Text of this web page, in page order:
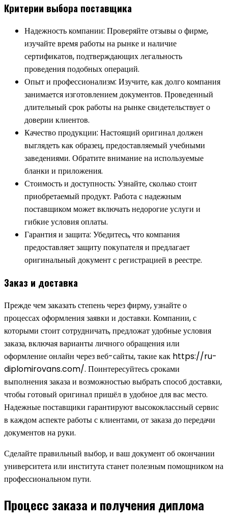
Критерии выбора поставщика
Надежность компании: Проверяйте отзывы о фирме,
изучайте время работы на рынке и наличие
сертификатов, подтверждающих легальность
проведения подобных операций.
Опыт и профессионализм: Изучите, как долго компания
занимается изготовлением документов. Проведенный
длительный срок работы на рынке свидетельствует о
доверии клиентов.
Качество продукции: Настоящий оригинал должен
выглядеть как образец, предоставляемый учебными
заведениями. Обратите внимание на используемые
бланки и приложения.
Стоимость и доступность: Узнайте, сколько стоит
приобретаемый продукт. Работа с надежным
поставщиком может включать недорогие услуги и
гибкие условия оплаты.
Гарантия и защита: Убедитесь, что компания
предоставляет защиту покупателя и предлагает
оригинальный документ с регистрацией в реестре.
Заказ и доставка
Прежде чем заказать степень через фирму, узнайте о
процессах оформления заявки и доставки. Компании, с
которыми стоит сотрудничать, предложат удобные условия
заказа, включая варианты личного обращения или
оформление онлайн через веб-сайты, такие как https://ru-
diplomirovans.com/. Поинтересуйтесь сроками
выполнения заказа и возможностью выбрать способ доставки,
чтобы готовый оригинал пришёл в удобное для вас место.
Надежные поставщики гарантируют высококлассный сервис
в каждом аспекте работы с клиентами, от заказа до передачи
документов на руки.
Сделайте правильный выбор, и ваш документ об окончании
университета или института станет полезным помощником на
профессиональном пути.
Процесс заказа и получения диплома